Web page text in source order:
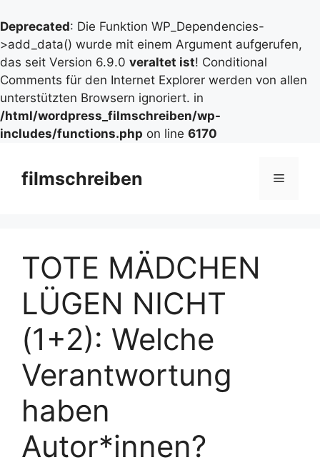
Deprecated: Die Funktion WP_Dependencies-
>add_data() wurde mit einem Argument aufgerufen,
das seit Version 6.9.0 veraltet ist! Conditional
Comments für den Internet Explorer werden von allen
unterstützten Browsern ignoriert. in
/html/wordpress_filmschreiben/wp-
includes/functions.php on line 6170
Inhalt
springen
filmschreiben Menü
TOTE MÄDCHEN
LÜGEN NICHT
(1+2): Welche
Verantwortung
haben
Autor*innen?